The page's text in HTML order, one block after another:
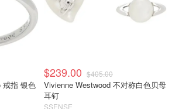
Oslo 戒指 银色
$239.00 $405.00
Vivienne Westwood 不对称白色贝母
耳钉
SSENSE